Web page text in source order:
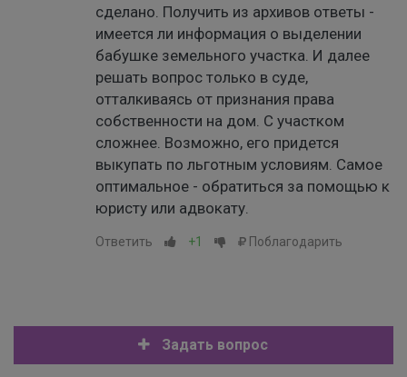
сделано. Получить из архивов ответы -
имеется ли информация о выделении
бабушке земельного участка. И далее
решать вопрос только в суде,
отталкиваясь от признания права
собственности на дом. С участком
сложнее. Возможно, его придется
выкупать по льготным условиям. Самое
оптимальное - обратиться за помощью к
юристу или адвокату.
Ответить +1 Поблагодарить
Задать вопрос